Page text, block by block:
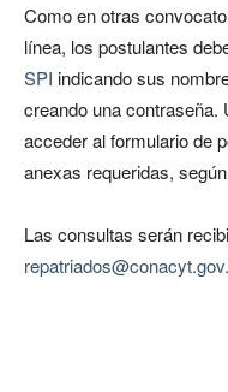
Como en otras
línea, los postulantes
SPI indicando sus
creando una contraseña.
acceder al formulario de
anexas requeridas,
Las consultas serán